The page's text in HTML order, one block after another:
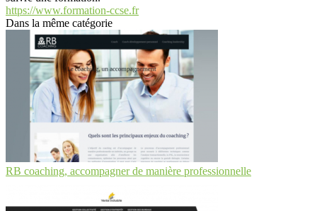
https://www.formation-ccse.fr
Dans la même catégorie
RB coaching, accompagner de manière professionnelle